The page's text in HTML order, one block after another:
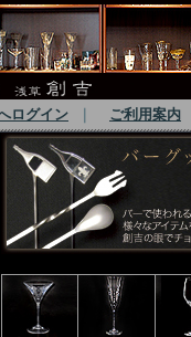
ログイン ご利用案内